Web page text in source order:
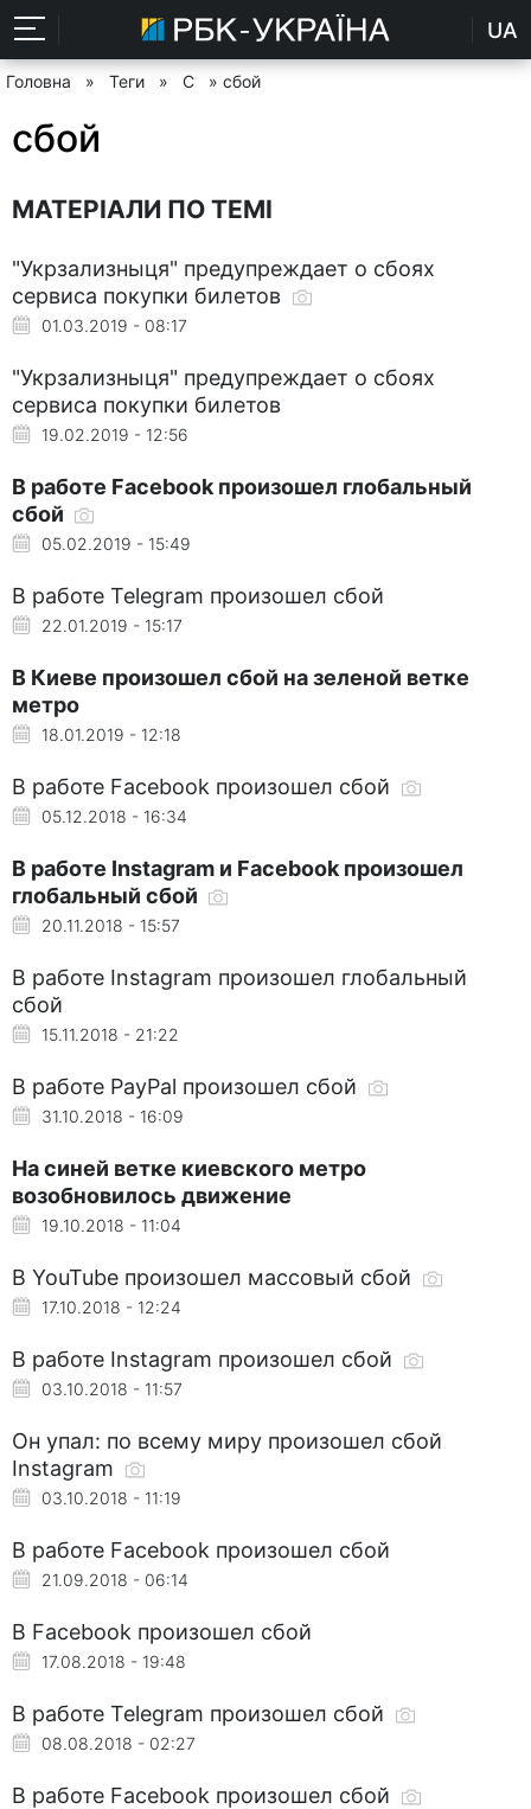
UA
Головна » Теги » С » сбой
сбой
МАТЕРІАЛИ ПО ТЕМІ
"Укрзализныця" предупреждает о сбоях
сервиса покупки билетов
01.03.2019 - 08:17
"Укрзализныця" предупреждает о сбоях
сервиса покупки билетов
19.02.2019 - 12:56
В работе Facebook произошел глобальный
сбой
05.02.2019 - 15:49
В работе Telegram произошел сбой
22.01.2019 - 15:17
В Киеве произошел сбой на зеленой ветке
метро
18.01.2019 - 12:18
В работе Facebook произошел сбой
05.12.2018 - 16:34
В работе Instagram и Facebook произошел
глобальный сбой
20.11.2018 - 15:57
В работе Instagram произошел глобальный
сбой
15.11.2018 - 21:22
В работе PayPal произошел сбой
31.10.2018 - 16:09
На синей ветке киевского метро
возобновилось движение
19.10.2018 - 11:04
В YouTube произошел массовый сбой
17.10.2018 - 12:24
В работе Instagram произошел сбой
03.10.2018 - 11:57
Он упал: по всему миру произошел сбой
Instagram
03.10.2018 - 11:19
В работе Facebook произошел сбой
21.09.2018 - 06:14
В Facebook произошел сбой
17.08.2018 - 19:48
В работе Telegram произошел сбой
08.08.2018 - 02:27
В работе Facebook произошел сбой